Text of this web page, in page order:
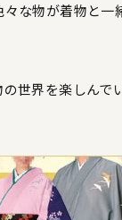
な物が着物と一
世界を楽しんで